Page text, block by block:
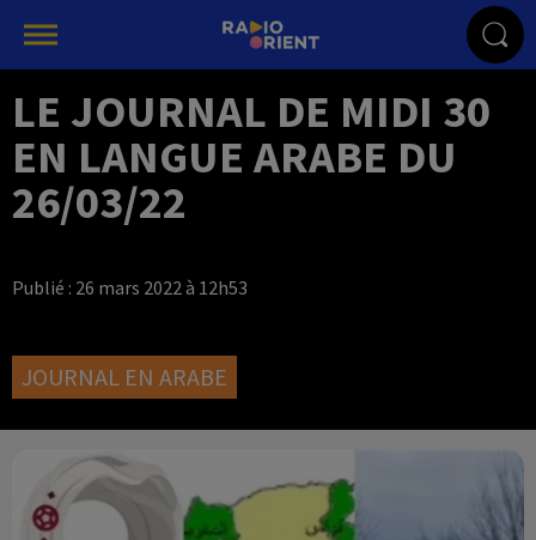
LE JOURNAL DE MIDI 30
EN LANGUE ARABE DU
26/03/22
Publié : 26 mars 2022 à 12h53
JOURNAL EN ARABE